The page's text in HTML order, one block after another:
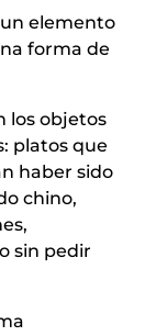
elemento
forma de
los objetos
platos que
haber sido
chino,
sin pedir